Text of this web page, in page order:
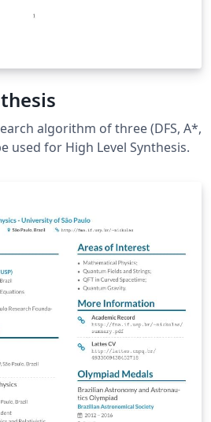
algorithm of three (DFS, A*,
used for High Level Synthesis.